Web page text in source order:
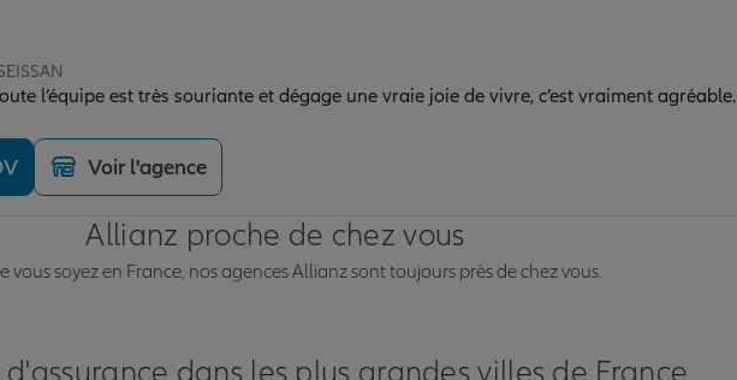
l’équipe est très souriante et dégage une vraie joie de vivre, c’est vraiment agréable.
Voir l'agence
Allianz proche de chez vous
vous soyez en France, nos agences Allianz sont toujours près de chez vous.